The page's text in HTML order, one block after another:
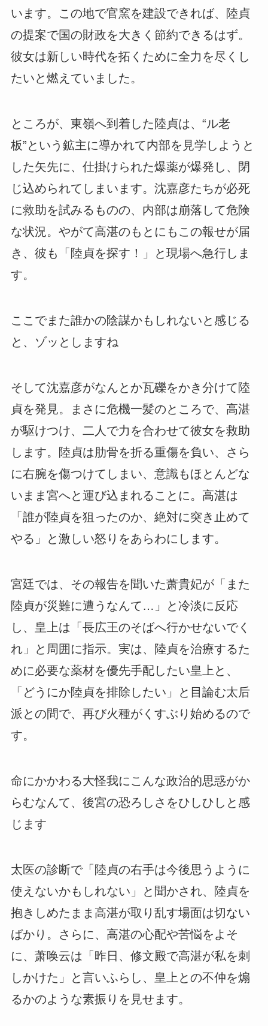
います。この地で官窯を建設できれば、陸貞
の提案で国の財政を大きく節約できるはず。
彼女は新しい時代を拓くために全力を尽くし
たいと燃えていました。
ところが、東嶺へ到着した陸貞は、“ル老
板”という鉱主に導かれて内部を見学しようと
した矢先に、仕掛けられた爆薬が爆発し、閉
じ込められてしまいます。沈嘉彦たちが必死
に救助を試みるものの、内部は崩落して危険
な状況。やがて高湛のもとにもこの報せが届
き、彼も「陸貞を探す！」と現場へ急行しま
す。
ここでまた誰かの陰謀かもしれないと感じる
と、ゾッとしますね
そして沈嘉彦がなんとか瓦礫をかき分けて陸
貞を発見。まさに危機一髪のところで、高湛
が駆けつけ、二人で力を合わせて彼女を救助
します。陸貞は肋骨を折る重傷を負い、さら
に右腕を傷つけてしまい、意識もほとんどな
いまま宮へと運び込まれることに。高湛は
「誰が陸貞を狙ったのか、絶対に突き止めて
やる」
と激しい怒りをあらわにします。
宮廷では、その報告を聞いた萧貴妃が「また
陸貞が災難に遭うなんて…」と冷淡に反応
し、皇上は「長広王のそばへ行かせないでく
れ」と周囲に指示。実は、陸貞を治療するた
めに必要な薬材を優先手配したい皇上と、
「どうにか陸貞を排除したい」と目論む太后
派との間で、再び火種がくすぶり始めるので
す。
命にかかわる大怪我にこんな政治的思惑がか
らむなんて、後宮の恐ろしさをひしひしと感
じます
太医の診断で「陸貞の右手は今後思うように
使えないかもしれない」と聞かされ、陸貞を
抱きしめたまま高湛が取り乱す場面は切ない
ばかり。さらに、高湛の心配や苦悩をよそ
に、萧唤云は「昨日、修文殿で高湛が私を刺
しかけた」と言いふらし、皇上との不仲を煽
るかのような素振りを見せます。